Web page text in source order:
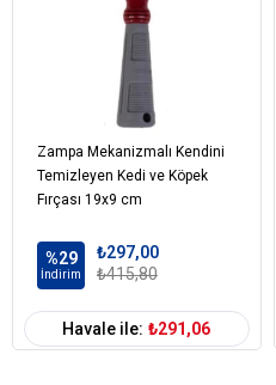
Zampa Mekanizmalı Kendini
Temizleyen Kedi ve Köpek
Fırçası 19x9 cm
%29
İndirim
₺297,00
₺415,80
Havale ile: ₺291,06